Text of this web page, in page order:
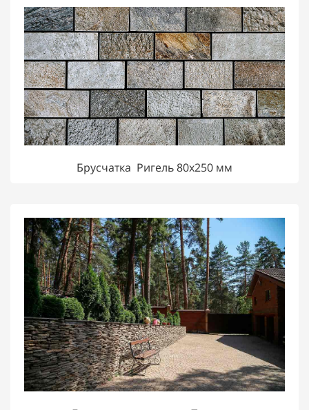
Брусчатка Ригель 80х250 мм